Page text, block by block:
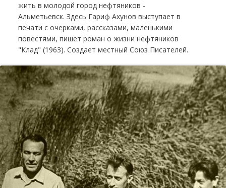
жить в молодой город нефтяников -
Альметьевск. Здесь Гариф Ахунов выступает в
печати с очерками, рассказами, маленькими
повестями, пишет роман о жизни нефтяников
"Клад" (1963). Создает местный Союз Писателей.